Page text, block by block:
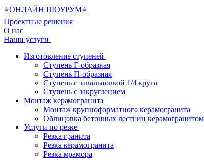
⭐ОНЛАЙН ШОУРУМ⭐
Проектные решения
О нас
Наши услуги
Изготовление ступеней
Ступень Г-образная
Ступень П-образная
Ступень с завальцовкой 1/4 круга
Ступень с закруглением
Монтаж керамогранита
Монтаж крупноформатного керамогранита
Облицовка бетонных лестниц керамогранитом
Услуги по резке
Резка гранита
Резка керамогранита
Резка мрамора